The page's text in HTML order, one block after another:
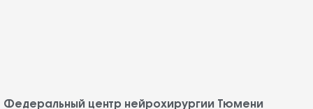
Федеральный центр нейрохирургии Тюмени